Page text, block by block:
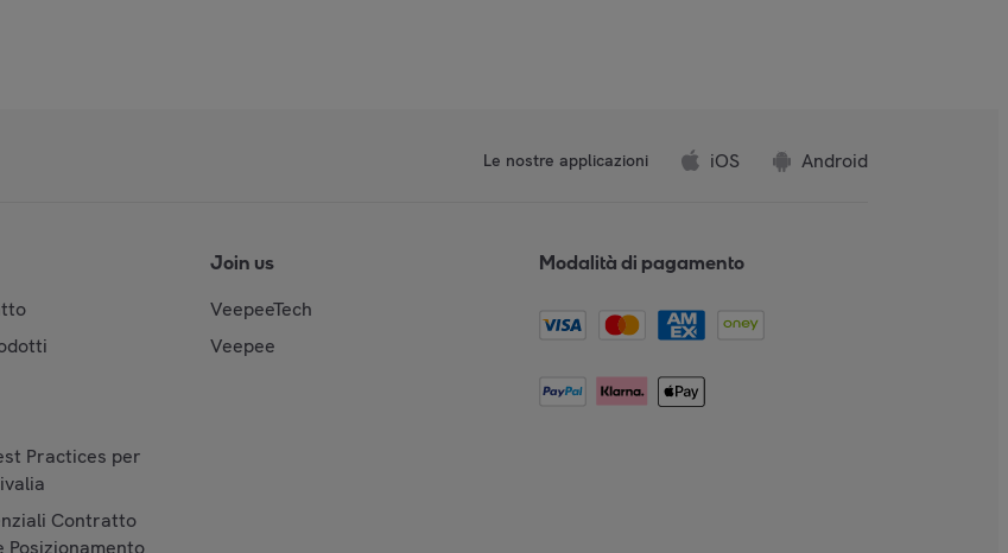
Le nostre applicazioni iOS Android
Practices per
Contratto
Posizionamento
Join us
VeepeeTech
Veepee
Modalità di pagamento